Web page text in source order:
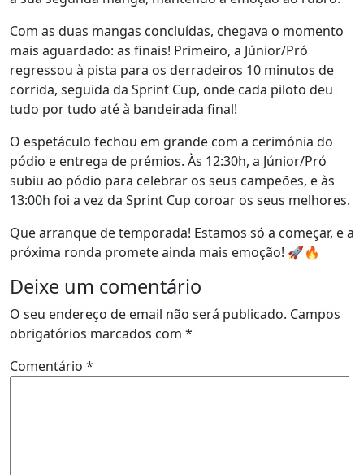
Com as duas mangas concluídas, chegava o momento
mais aguardado: as finais! Primeiro, a Júnior/Pró
regressou à pista para os derradeiros 10 minutos de
corrida, seguida da Sprint Cup, onde cada piloto deu
tudo por tudo até à bandeirada final!
O espetáculo fechou em grande com a cerimónia do
pódio e entrega de prémios. Às 12:30h, a Júnior/Pró
subiu ao pódio para celebrar os seus campeões, e às
13:00h foi a vez da Sprint Cup coroar os seus melhores.
Que arranque de temporada! Estamos só a começar, e a
próxima ronda promete ainda mais emoção! 🚀🔥
Deixe um comentário
O seu endereço de email não será publicado. Campos
obrigatórios marcados com *
Comentário *